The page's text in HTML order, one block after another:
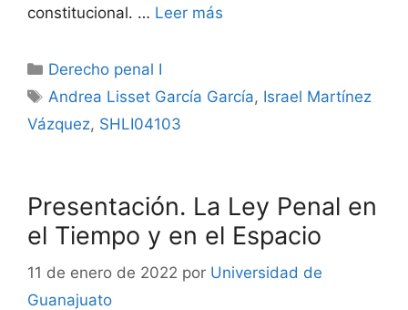
constitucional. … Leer más
Categorías
Derecho penal I
Etiquetas
Andrea Lisset García García, Israel Martínez
Vázquez, SHLI04103
Presentación. La Ley Penal en
el Tiempo y en el Espacio
11 de enero de 2022 por Universidad de
Guanajuato